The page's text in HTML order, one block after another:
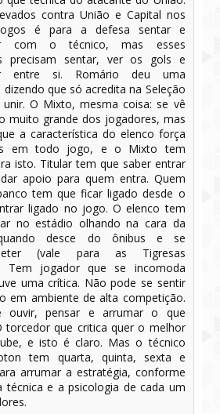
contra União e Capital nos
é para a defesa sentar e
com o técnico, mas esses
precisam sentar, ver os gols e
entre si. Romário deu uma
dizendo que só acredita na Seleção
O Mixto, mesma coisa: se vê
muito grande dos jogadores, mas
a característica do elenco força
em todo jogo, e o Mixto tem
isto. Titular tem que saber entrar
apoio para quem entra. Quem
tem que ficar ligado desde o
ligado no jogo. O elenco tem
no estádio olhando na cara da
desce do ônibus e se
(vale para as Tigresas
Tem jogador que se incomoda
uma crítica. Não pode se sentir
em ambiente de alta competição.
ouvir, pensar e arrumar o que
torcedor que critica quer o melhor
e isto é claro. Mas o técnico
tem quarta, quinta, sexta e
arrumar a estratégia, conforme
técnica e a psicologia de cada um